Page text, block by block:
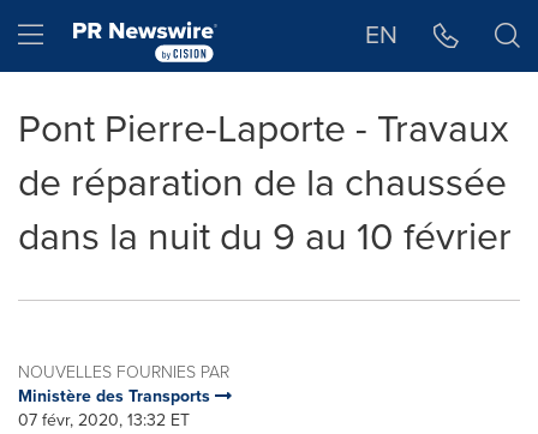
Hamburger menu EN
Pont Pierre-Laporte - Travaux
de réparation de la chaussée
dans la nuit du 9 au 10 février
NOUVELLES FOURNIES PAR
Ministère des Transports
07 févr, 2020, 13:32 ET